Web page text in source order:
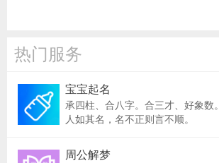
热门服务
宝宝起名
承四柱、合八字。合三才、好象数。
人如其名，名不正则言不顺。
周公解梦